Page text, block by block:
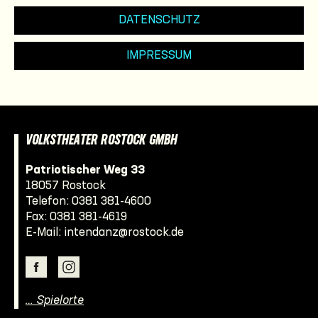
DATENSCHUTZ
IMPRESSUM
VOLKSTHEATER ROSTOCK GMBH
Patriotischer Weg 33
18057 Rostock
Telefon: 0381 381-4600
Fax: 0381 381-4619
E-Mail: intendanz@rostock.de
… Spielorte